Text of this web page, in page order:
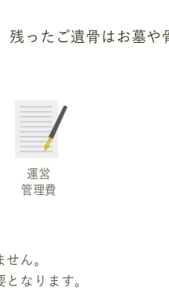
ったご遺骨はお墓や
運営
管理費
ん。
なります。